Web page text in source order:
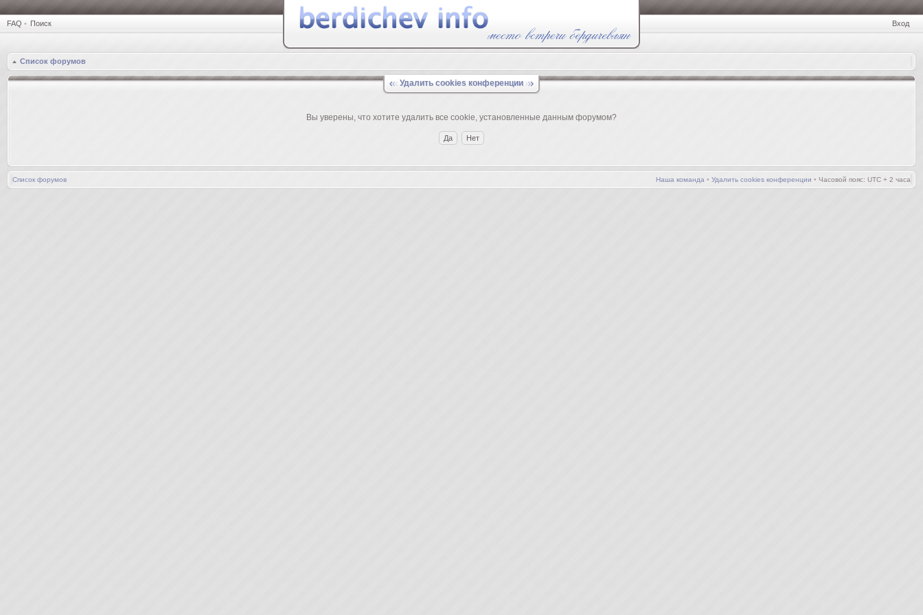
FAQ • Поиск Вход
Список форумов
Удалить cookies конференции
Вы уверены, что хотите удалить все cookie, установленные данным форумом?
Список форумов Наша команда • Удалить cookies конференции • Часовой пояс: UTC + 2 часа